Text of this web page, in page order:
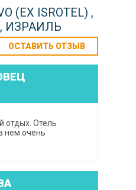
(EX ISROTEL) ,
ИЗРАИЛЬ
ОСТАВИТЬ ОТЗЫВ
отдых. Отель
нем очень